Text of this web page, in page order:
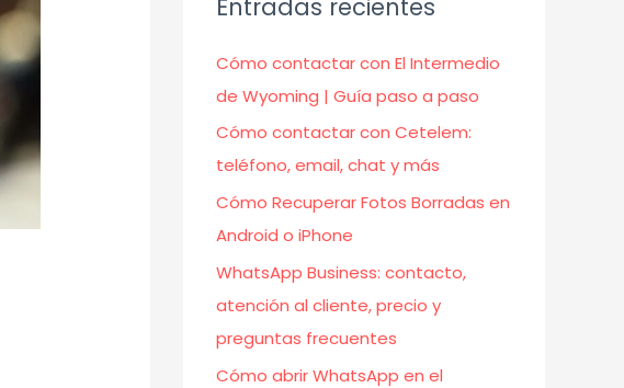
Entradas recientes
Cómo contactar con El Intermedio
de Wyoming | Guía paso a paso
Cómo contactar con Cetelem:
teléfono, email, chat y más
Cómo Recuperar Fotos Borradas en
Android o iPhone
WhatsApp Business: contacto,
atención al cliente, precio y
preguntas frecuentes
Cómo abrir WhatsApp en el